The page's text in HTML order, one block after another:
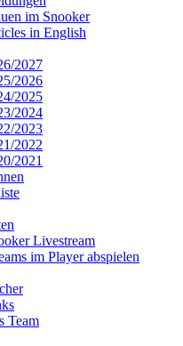
im Snooker
in English
2027
2026
2025
2024
2023
2022
2021
Livestream
im Player abspielen
Team